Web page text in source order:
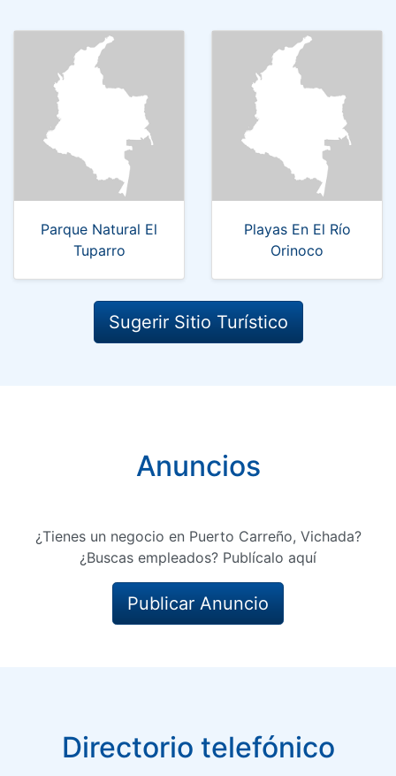
Parque Natural El
Tuparro
Playas En El Río
Orinoco
Sugerir Sitio Turístico
Anuncios
¿Tienes un negocio en Puerto Carreño, Vichada?
¿Buscas empleados? Publícalo aquí
Publicar Anuncio
Directorio telefónico